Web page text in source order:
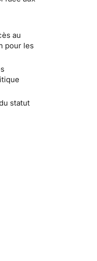
au
pour les
statut